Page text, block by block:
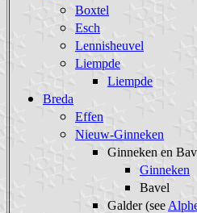
Boxtel
Esch
Lennisheuvel
Liempde
Liempde
Breda
Effen
Nieuw-Ginneken
Ginneken en
Ginneken
Bavel
Galder (see